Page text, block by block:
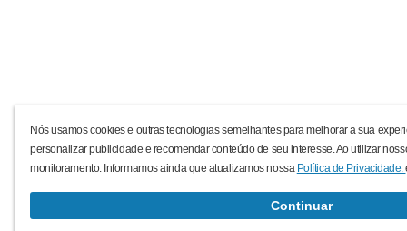
Nós usamos cookies e outras tecnologias semelhantes para melhorar a sua
personalizar publicidade e recomendar conteúdo de seu interesse. Ao utilizar
monitoramento. Informamos ainda que atualizamos nossa Política de Privacidade.
Continuar